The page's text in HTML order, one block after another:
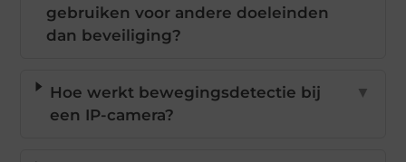
gebruiken voor andere doeleinden
dan beveiliging?
Hoe werkt bewegingsdetectie bij
een IP-camera?
▼